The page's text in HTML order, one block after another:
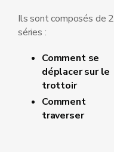
Ils sont composés de 2
séries :
Comment se
déplacer sur le
trottoir
Comment
traverser